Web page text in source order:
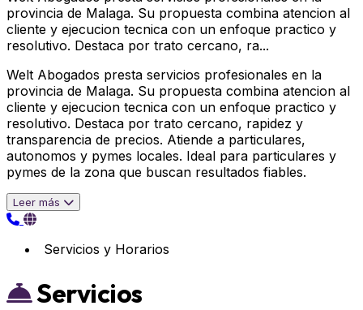
provincia de Malaga. Su propuesta combina atencion al
cliente y ejecucion tecnica con un enfoque practico y
resolutivo. Destaca por trato cercano, ra...
Welt Abogados presta servicios profesionales en la
provincia de Malaga. Su propuesta combina atencion al
cliente y ejecucion tecnica con un enfoque practico y
resolutivo. Destaca por trato cercano, rapidez y
transparencia de precios. Atiende a particulares,
autonomos y pymes locales. Ideal para particulares y
pymes de la zona que buscan resultados fiables.
Leer más
Servicios y Horarios
Servicios